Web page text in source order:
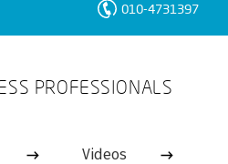
010-4731397
PROFESSIONALS
Videos